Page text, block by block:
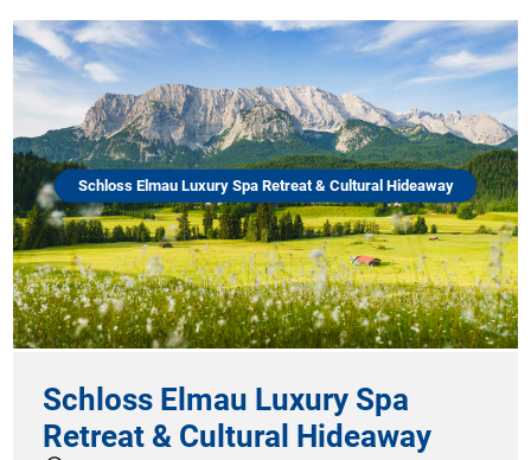
Schloss Elmau Luxury Spa Retreat & Cultural Hideaway
Schloss Elmau Luxury Spa
Retreat & Cultural Hideaway